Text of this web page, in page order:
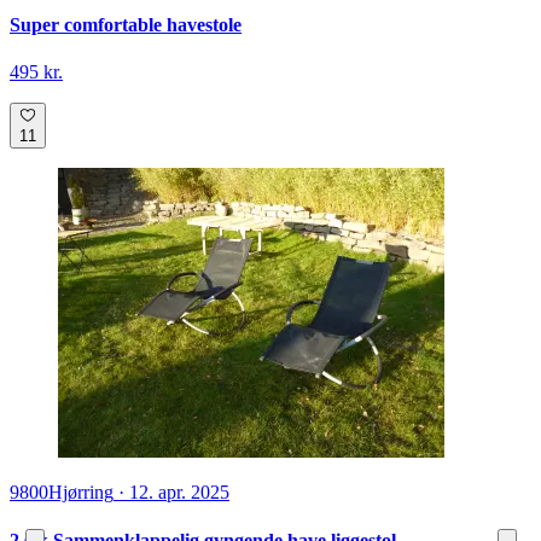
Super comfortable havestole
495 kr.
11
9800Hjørring · 12. apr. 2025